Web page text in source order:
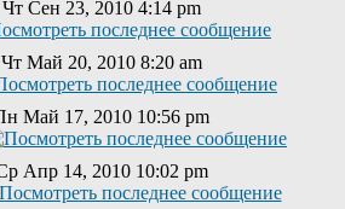
Чт Сен 23, 2010 4:14 pm
Чт Май 20, 2010 8:20 am
Май 17, 2010 10:56 pm
Апр 14, 2010 10:02 pm